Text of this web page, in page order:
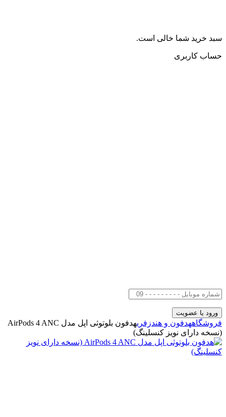
سبد خرید شما خالی است.
حساب کاربری
فروشگاههدفون و هندزفری
هدفون بلوتوثی اپل مدل AirPods 4 ANC
(نسخه دارای نویز کنسلینگ)